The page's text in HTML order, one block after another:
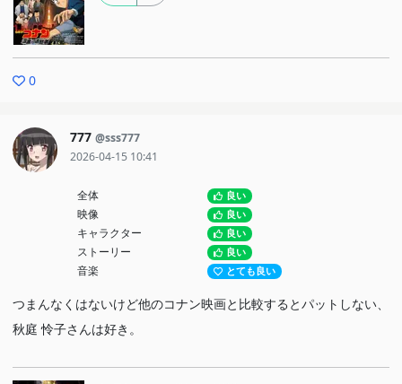
0
777 @sss777
2026-04-15 10:41
全体 良い
映像 良い
キャラクター 良い
ストーリー 良い
音楽 とても良い
つまんなくはないけど他のコナン映画と比較するとパットしない、
秋庭 怜子さんは好き。